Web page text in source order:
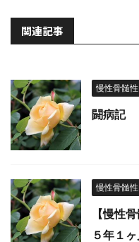
関連記事
慢性骨髄
闘病記
慢性骨髄
【慢性
５年１